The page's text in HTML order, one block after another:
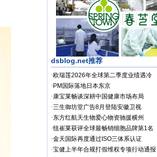
dsblog.net推荐
·欧瑞莲2026年全球第二季度业绩遇冷
· PM国际落地日本东京
·康宝莱畅谈深耕中国健康市场布局
·三生御坊堂广告8月登陆安徽卫视
·东方红航天生物爱心物资驰援横州
·纽崔莱获评全球最畅销细胞品牌第1名
·金天国际再度通过ISO三体系认证
·宝健上半年合规打假维权专项行动通报